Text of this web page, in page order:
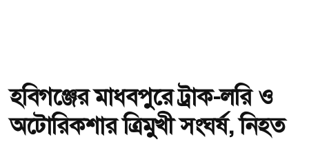
হবিগঞ্জের মাধবপুরে ট্রাক-লরি ও
অটোরিকশার ত্রিমুখী সংঘর্ষ, নিহত